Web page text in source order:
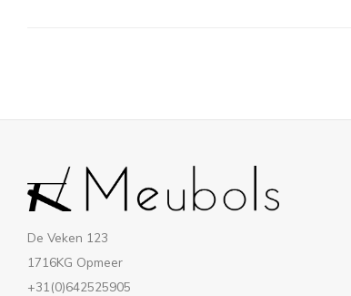
De Veken 123
1716KG Opmeer
+31(0)642525905